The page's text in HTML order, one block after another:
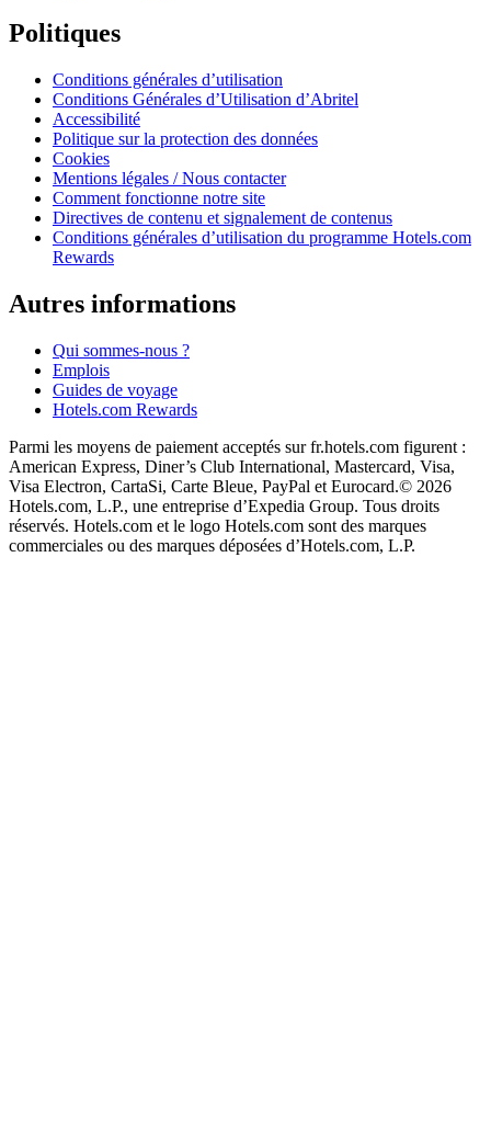
Politiques
Conditions générales d’utilisation
Conditions Générales d’Utilisation d’Abritel
Accessibilité
Politique sur la protection des données
Cookies
Mentions légales / Nous contacter
Comment fonctionne notre site
Directives de contenu et signalement de contenus
Conditions générales d’utilisation du programme Hotels.com
Rewards
Autres informations
Qui sommes-nous ?
Emplois
Guides de voyage
Hotels.com Rewards
Parmi les moyens de paiement acceptés sur fr.hotels.com figurent :
American Express, Diner’s Club International, Mastercard, Visa,
Visa Electron, CartaSi, Carte Bleue, PayPal et Eurocard.© 2026
Hotels.com, L.P., une entreprise d’Expedia Group. Tous droits
réservés. Hotels.com et le logo Hotels.com sont des marques
commerciales ou des marques déposées d’Hotels.com, L.P.